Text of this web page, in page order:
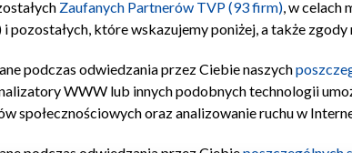
Zaufanych Partnerów TVP (93 firm), w celach
pozostałych, które wskazujemy poniżej, a także
podczas odwiedzania przez Ciebie naszych
WWW lub innych podobnych technologii
społecznościowych oraz analizowanie ruchu w